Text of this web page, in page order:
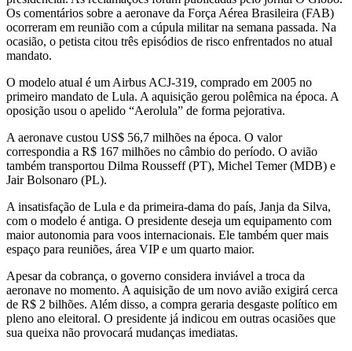
Os comentários sobre a aeronave da Força Aérea Brasileira (FAB)
ocorreram em reunião com a cúpula militar na semana passada. Na
ocasião, o petista citou três episódios de risco enfrentados no atual
mandato.
O modelo atual é um Airbus ACJ-319, comprado em 2005 no
primeiro mandato de Lula. A aquisição gerou polêmica na época. A
oposição usou o apelido “Aerolula” de forma pejorativa.
A aeronave custou US$ 56,7 milhões na época. O valor
correspondia a R$ 167 milhões no câmbio do período. O avião
também transportou Dilma Rousseff (PT), Michel Temer (MDB) e
Jair Bolsonaro (PL).
A insatisfação de Lula e da primeira-dama do país, Janja da Silva,
com o modelo é antiga. O presidente deseja um equipamento com
maior autonomia para voos internacionais. Ele também quer mais
espaço para reuniões, área VIP e um quarto maior.
Apesar da cobrança, o governo considera inviável a troca da
aeronave no momento. A aquisição de um novo avião exigirá cerca
de R$ 2 bilhões. Além disso, a compra geraria desgaste político em
pleno ano eleitoral. O presidente já indicou em outras ocasiões que
sua queixa não provocará mudanças imediatas.